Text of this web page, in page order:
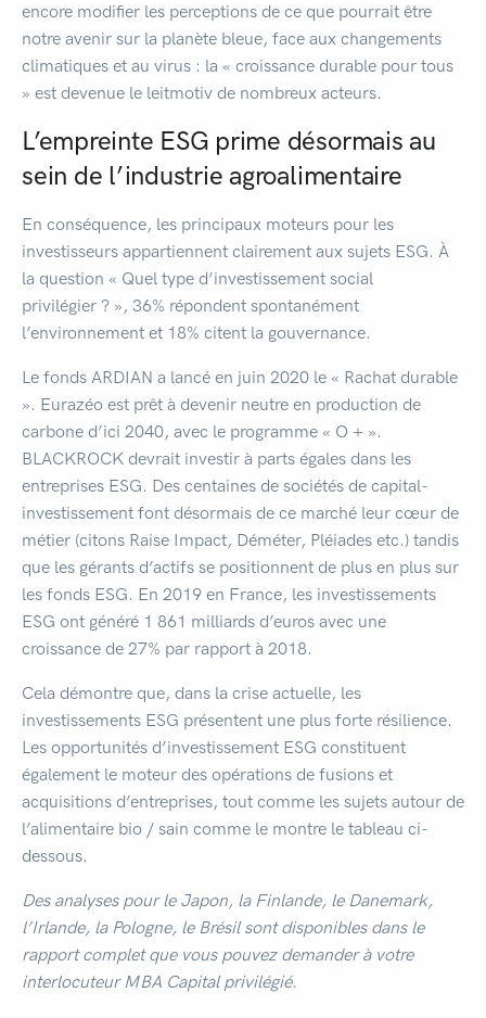
encore modifier les perceptions de ce que pourrait être
notre avenir sur la planète bleue, face aux changements
climatiques et au virus : la « croissance durable pour tous
» est devenue le leitmotiv de nombreux acteurs.
L’empreinte ESG prime désormais au
sein de l’industrie agroalimentaire
En conséquence, les principaux moteurs pour les
investisseurs appartiennent clairement aux sujets ESG. À
la question « Quel type d’investissement social
privilégier ? », 36% répondent spontanément
l’environnement et 18% citent la gouvernance.
Le fonds ARDIAN a lancé en juin 2020 le « Rachat durable
». Eurazéo est prêt à devenir neutre en production de
carbone d’ici 2040, avec le programme « O + ».
BLACKROCK devrait investir à parts égales dans les
entreprises ESG. Des centaines de sociétés de capital-
investissement font désormais de ce marché leur cœur de
métier (citons Raise Impact, Déméter, Pléiades etc.) tandis
que les gérants d’actifs se positionnent de plus en plus sur
les fonds ESG. En 2019 en France, les investissements
ESG ont généré 1 861 milliards d’euros avec une
croissance de 27% par rapport à 2018.
Cela démontre que, dans la crise actuelle, les
investissements ESG présentent une plus forte résilience.
Les opportunités d’investissement ESG constituent
également le moteur des opérations de fusions et
acquisitions d’entreprises, tout comme les sujets autour de
l’alimentaire bio / sain comme le montre le tableau ci-
dessous.
Des analyses pour le Japon, la Finlande, le Danemark,
l’Irlande, la Pologne, le Brésil sont disponibles dans le
rapport complet que vous pouvez demander à votre
interlocuteur MBA Capital privilégié.